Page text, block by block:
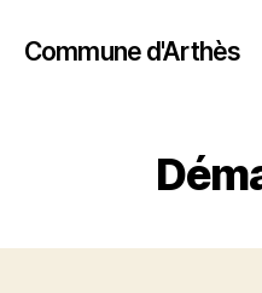
Commune d'Arthès